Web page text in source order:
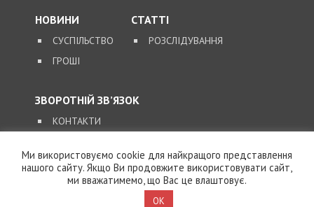
НОВИНИ
СУСПІЛЬСТВО
ГРОШІ
СТАТТІ
РОЗСЛІДУВАННЯ
ЗВОРОТНІЙ ЗВ’ЯЗОК
КОНТАКТИ
SUPPORT@49000.COM.UA
© 2026, ВСІ ПРАВА ЗАХИЩЕНІ
Ми використовуємо cookie для найкращого представлення
нашого сайту. Якщо Ви продовжите використовувати сайт,
ми вважатимемо, що Вас це влаштовує.
OK